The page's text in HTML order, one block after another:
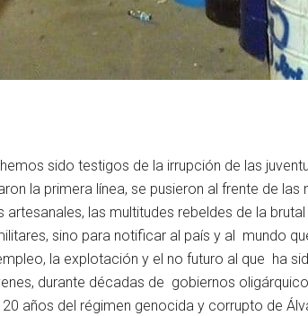
sido testigos de la irrupción de las
la primera línea, se pusieron al frente de
las multitudes rebeldes de la
sino para notificar al país y al mundo
la explotación y el no futuro al que ha
durante décadas de gobiernos
años del régimen genocida y corrupto de